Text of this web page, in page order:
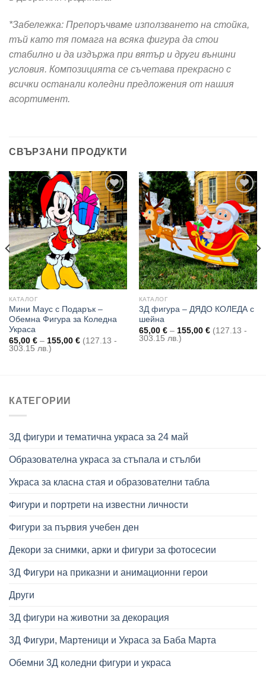
*Забележка: Препоръчваме използването на стойка,
тъй като тя помага на всяка фигура да стои
стабилно и да издържа при вятър и други външни
условия. Композицията се съчетава прекрасно с
всички останали коледни предложения от нашия
асортимент.
СВЪРЗАНИ ПРОДУКТИ
Add to
wishlist
КАТАЛОГ
Мини Маус с Подарък –
Обемна Фигура за Коледна
Украса
65,00 € – 155,00 €Price
range:
(127.13 -
303.15 лв.)
Add to
wishlist
КАТАЛОГ
3Д фигура – ДЯДО КОЛЕДА с
шейна
65,00 € – 155,00 €Price
range:
(127.13 -
303.15 лв.)
КАТЕГОРИИ
3Д фигури и тематична украса за 24 май
Образователна украса за стъпала и стълби
Украса за класна стая и образователни табла
Фигури и портрети на известни личности
Фигури за първия учебен ден
Декори за снимки, арки и фигури за фотосесии
3Д Фигури на приказни и анимационни герои
Други
3Д фигури на животни за декорация
3Д Фигури, Мартеници и Украса за Баба Марта
Обемни 3Д коледни фигури и украса